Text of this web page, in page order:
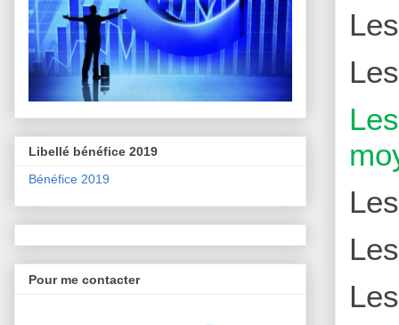
Libellé bénéfice 2019
Bénéfice 2019
Pour me contacter